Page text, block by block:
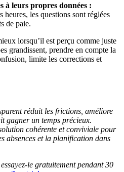
à leurs propres données :
les questions sont réglées
de paie.
lorsqu’il est perçu comme juste
grandissent, prendre en compte la
limite les corrections et
réduit les frictions, améliore
gagner un temps précieux.
cohérente et conviviale pour
absences et la planification dans
le gratuitement pendant 30